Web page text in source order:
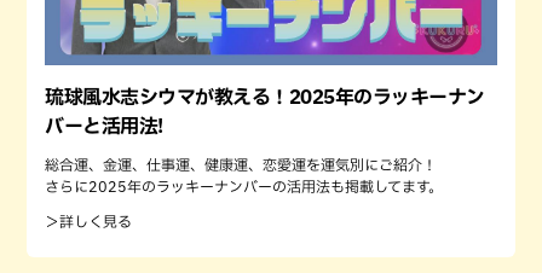
琉球風水志シウマが教える！2025年のラッキーナン
バーと活用法!
総合運、金運、仕事運、健康運、恋愛運を運気別にご紹介！
さらに2025年のラッキーナンバーの活用法も掲載してます。
＞詳しく見る